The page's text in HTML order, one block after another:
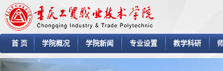
首 页 学院概况 学院新闻 专业设置 教学科研